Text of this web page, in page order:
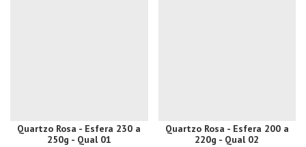
Quartzo Rosa - Esfera 230 a
250g - Qual 01
Quartzo Rosa - Esfera 200 a
220g - Qual 02